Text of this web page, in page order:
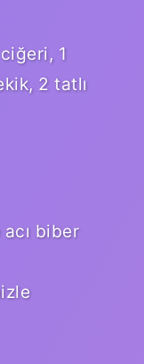
1
2 tatlı
biber